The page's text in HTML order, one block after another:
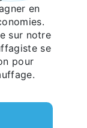
en
sur notre
se
pour